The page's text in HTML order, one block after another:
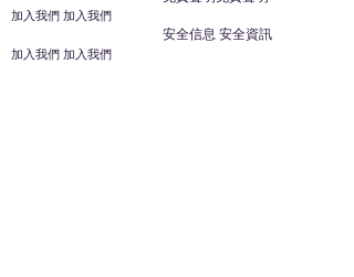
加入我們 加入我們
加入我們 加入我們
安全信息 安全資訊